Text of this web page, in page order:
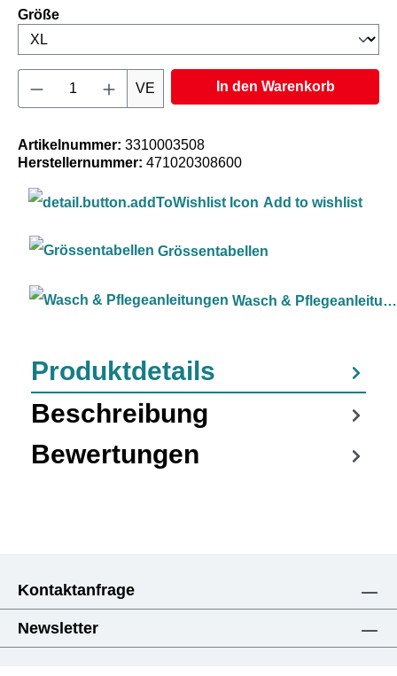
Größeauswählen
Produkt Anzahl: Gib den gewünschten
VE In den Warenkorb
Artikelnummer: 3310003508
Herstellernummer: 471020308600
Add to wishlist
Grössentabellen
Wasch & Pflegeanleitungen
Produktdetails
Beschreibung
Bewertungen
Kontaktanfrage
Newsletter